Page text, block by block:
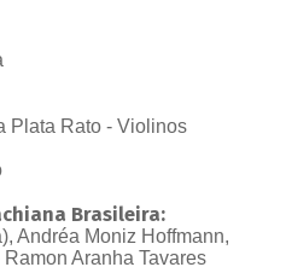
Plata Rato - Violinos
Brasileira:
Andréa Moniz Hoffmann,
Aranha Tavares